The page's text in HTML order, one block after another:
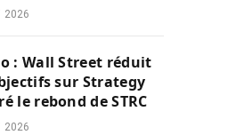
2026
: Wall Street réduit
sur Strategy
le rebond de STRC
2026